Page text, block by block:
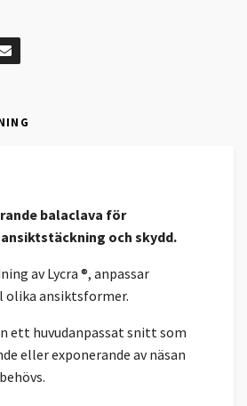
balaclava för
och skydd.
av Lycra ®, anpassar
ansiktsformer.
ett huvudanpassat snitt som
eller exponerande av näsan